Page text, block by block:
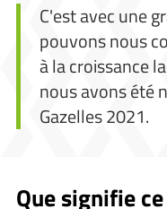
C'est avec une
pouvons nous
à la croissance
nous avons été
Gazelles 2021.
Que signifie